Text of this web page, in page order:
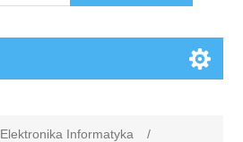
Elektronika Informatyka
/